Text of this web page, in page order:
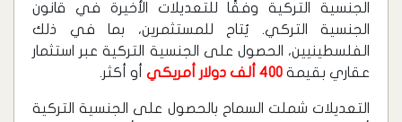
الجنسية التركية وفقًا للتعديلات الأخيرة في قانون
الجنسية التركي. يُتاح للمستثمرين، بما في ذلك
الفلسطينيين، الحصول على الجنسية التركية عبر استثمار
عقاري بقيمة 400 ألف دولار أمريكي أو أكثر.
التعديلات شملت السماح بالحصول على الجنسية التركية